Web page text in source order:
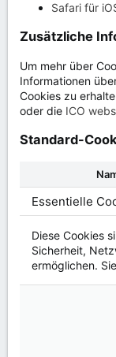
Safari für
Zusätzliche
Um mehr über
Informationen
Cookies zu
oder die ICO
Standard-
Essentielle
Diese Cookies
Sicherheit,
ermöglichen.